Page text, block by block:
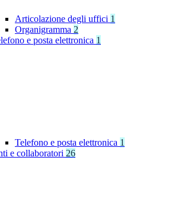
Articolazione degli uffici 1
Organigramma 2
e posta elettronica 1
Telefono e posta elettronica 1
e collaboratori 26